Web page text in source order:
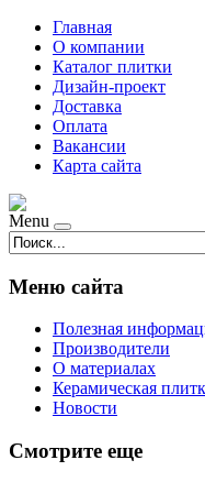
Главная
О компании
Каталог плитки
Дизайн-проект
Доставка
Оплата
Вакансии
Карта сайта
Menu
Меню сайта
Полезная
Производители
О материалах
Керамическая
Новости
Смотрите еще